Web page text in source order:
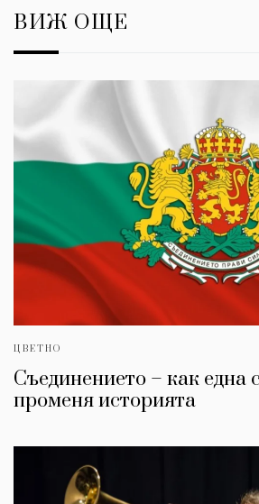
ВИЖ ОЩЕ
ЦВЕТНО
Съединението – как една
променя историята